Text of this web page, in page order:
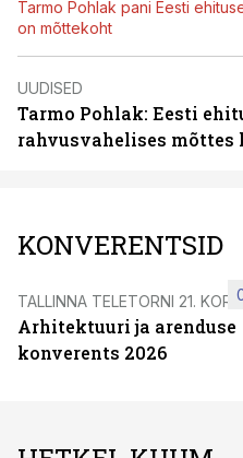
Tarmo Pohlak pani Eesti
on mõttekoht
UUDISED
Tarmo Pohlak: Eesti
rahvusvahelises
KONVERENTSID
TALLINNA TELETORNI 21.
Arhitektuuri ja arenduse
konverents 2026